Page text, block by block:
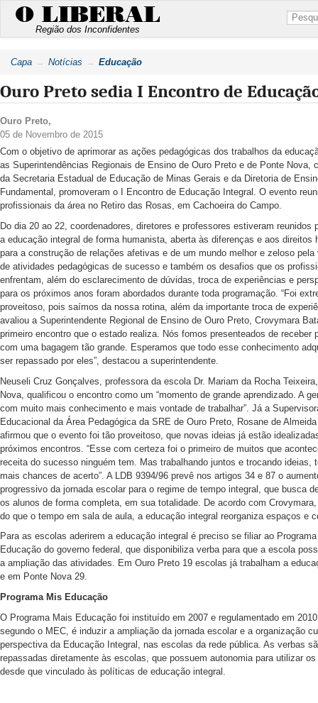
O LIBERAL
Região dos Inconfidentes
Capa Notícias Educação
Ouro Preto sedia I Encontro de
Ouro Preto,
05 de Novembro de 2015
Com o objetivo de aprimorar as ações pedagógicas dos trabalhos da
as Superintendências Regionais de Ensino de Ouro Preto e de Ponte Nova,
da Secretaria Estadual de Educação de Minas Gerais e da Diretoria de
Fundamental, promoveram o I Encontro de Educação Integral. O evento
profissionais da área no Retiro das Rosas, em Cachoeira do Campo.
Do dia 20 ao 22, coordenadores, diretores e professores estiveram reunidos
a educação integral de forma humanista, aberta às diferenças e aos direitos
para a construção de relações afetivas e de um mundo melhor e zeloso pela
de atividades pedagógicas de sucesso e também os desafios que os
enfrentam, além do esclarecimento de dúvidas, troca de experiências e
para os próximos anos foram abordados durante toda programação. “Foi
proveitoso, pois saímos da nossa rotina, além da importante troca de
avaliou a Superintendente Regional de Ensino de Ouro Preto, Crovymara
primeiro encontro que o estado realiza. Nós fomos presenteados de receber
com uma bagagem tão grande. Esperamos que todo esse conhecimento
ser repassado por eles”, destacou a superintendente.
Neuseli Cruz Gonçalves, professora da escola Dr. Mariam da Rocha
Nova, qualificou o encontro como um “momento de grande aprendizado. A
com muito mais conhecimento e mais vontade de trabalhar”. Já a
Educacional da Área Pedagógica da SRE de Ouro Preto, Rosane de
afirmou que o evento foi tão proveitoso, que novas ideias já estão
próximos encontros. “Esse com certeza foi o primeiro de muitos que
receita do sucesso ninguém tem. Mas trabalhando juntos e trocando ideias,
mais chances de acerto”. A LDB 9394/96 prevê nos artigos 34 e 87 o
progressivo da jornada escolar para o regime de tempo integral, que busca
os alunos de forma completa, em sua totalidade. De acordo com
do que o tempo em sala de aula, a educação integral reorganiza espaços e
Para as escolas aderirem a educação integral é preciso se filiar ao
Educação do governo federal, que disponibiliza verba para que a escola
a ampliação das atividades. Em Ouro Preto 19 escolas já trabalham a
e em Ponte Nova 29.
Programa Mis Educação
O Programa Mais Educação foi instituído em 2007 e regulamentado em
segundo o MEC, é induzir a ampliação da jornada escolar e a organização
perspectiva da Educação Integral, nas escolas da rede pública. As verbas
repassadas diretamente às escolas, que possuem autonomia para utilizar
desde que vinculado às políticas de educação integral.